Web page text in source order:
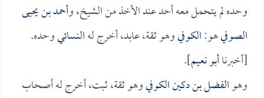
وحده لم يتحمل معه أحد عند الأخذ من الشيخ، وأحمد بن يحيى
الصوفيهو:الكوفيوهو ثقة، عابد، أخرج لهالنسائيوحده.
[أخبرناأبو نعيم].
وهوالفضل بن دكين الكوفيوهو ثقة، ثبت، أخرج له أصحاب